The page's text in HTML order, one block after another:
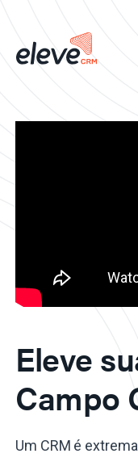
Eleve
Campo
Um CRM é